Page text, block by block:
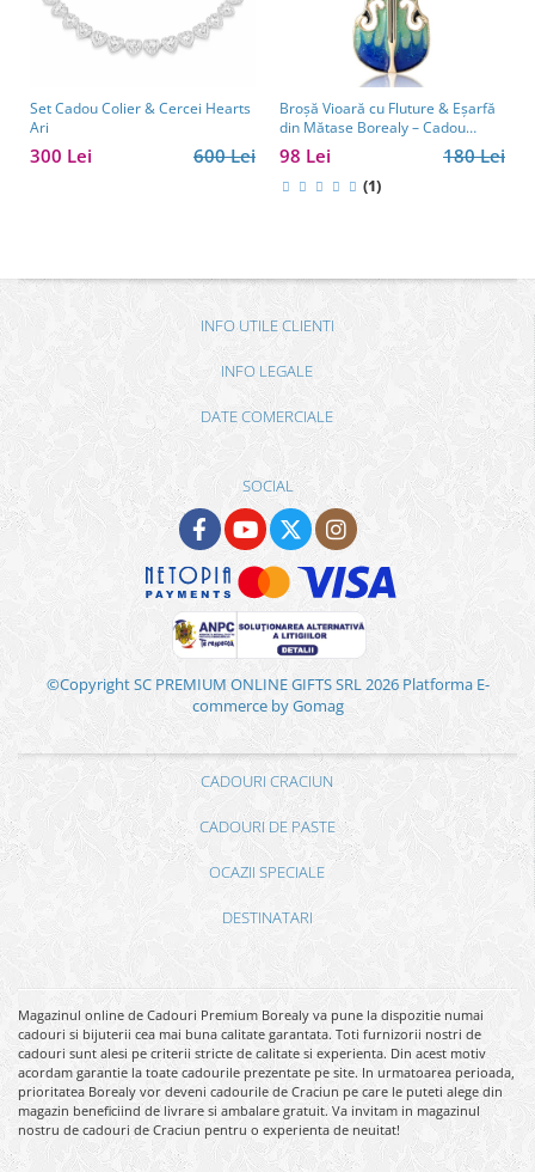
Set Cadou Colier & Cercei Hearts
Ari
600 Lei
300 Lei
Broșă Vioară cu Fluture & Eșarfă
din Mătase Borealy – Cadou
Elegant pentru Femei
180 Lei
98 Lei
(1)
INFO UTILE CLIENTI
INFO LEGALE
DATE COMERCIALE
SOCIAL
©Copyright SC PREMIUM ONLINE GIFTS SRL 2026 Platforma E-
commerce by Gomag
CADOURI CRACIUN
CADOURI DE PASTE
OCAZII SPECIALE
DESTINATARI
Magazinul online de Cadouri Premium Borealy va pune la dispozitie numai
cadouri si bijuterii cea mai buna calitate garantata. Toti furnizorii nostri de
cadouri sunt alesi pe criterii stricte de calitate si experienta. Din acest motiv
acordam garantie la toate cadourile prezentate pe site. In urmatoarea perioada,
prioritatea Borealy vor deveni cadourile de Craciun pe care le puteti alege din
magazin beneficiind de livrare si ambalare gratuit. Va invitam in magazinul
nostru de cadouri de Craciun pentru o experienta de neuitat!